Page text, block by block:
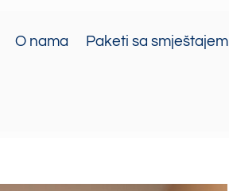
O nama Paketi sa smještajem